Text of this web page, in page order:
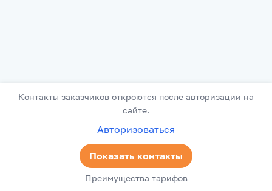
Контакты заказчиков откроются после авторизации на
сайте.
Авторизоваться
Показать контакты
Преимущества тарифов